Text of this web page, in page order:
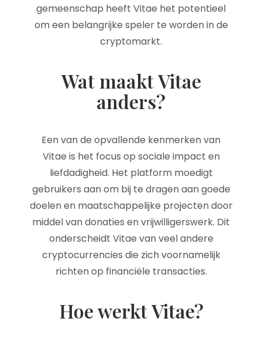
gemeenschap heeft Vitae het potentieel
om een belangrijke speler te worden in de
cryptomarkt.
Wat maakt Vitae
anders?
Een van de opvallende kenmerken van
Vitae is het focus op sociale impact en
liefdadigheid. Het platform moedigt
gebruikers aan om bij te dragen aan goede
doelen en maatschappelijke projecten door
middel van donaties en vrijwilligerswerk. Dit
onderscheidt Vitae van veel andere
cryptocurrencies die zich voornamelijk
richten op financiële transacties.
Hoe werkt Vitae?